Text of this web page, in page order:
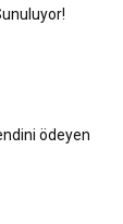
ödeyen